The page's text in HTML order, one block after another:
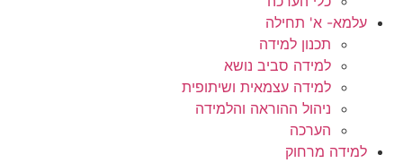
עלמא- א' תחילה
תכנון למידה
למידה סביב נושא
למידה עצמאית ושיתופית
ניהול ההוראה והלמידה
הערכה
למידה מרחוק